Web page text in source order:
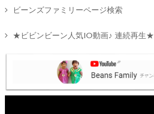
ビーンズファミリーページ検索
★ビビンビーン人気10動画♪ 連続再生★